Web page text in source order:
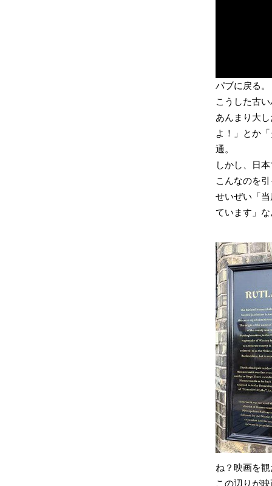
パブに戻る。
こうした古
あんまり大
よ！」とか
通。
しかし、日
こんなのを
せいぜい「
ています」
ね？映画を
この辺りが